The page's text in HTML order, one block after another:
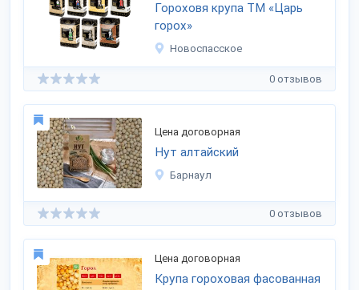
Гороховя крупа ТМ «Царь
горох»
Новоспасское
0 отзывов
Цена договорная
Нут алтайский
Барнаул
0 отзывов
Цена договорная
Крупа гороховая фасованная